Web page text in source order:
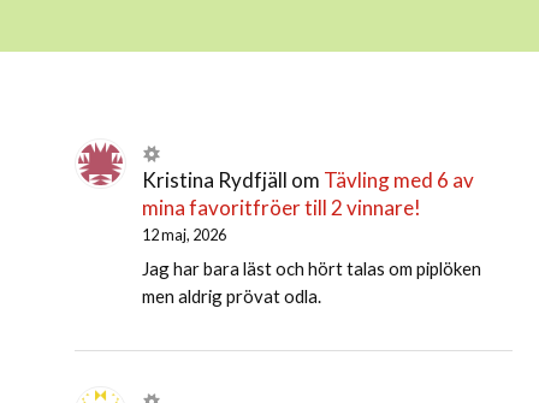
Kristina Rydfjäll om Tävling med 6 av
mina favoritfröer till 2 vinnare!
12 maj, 2026
Jag har bara läst och hört talas om piplöken
men aldrig prövat odla.